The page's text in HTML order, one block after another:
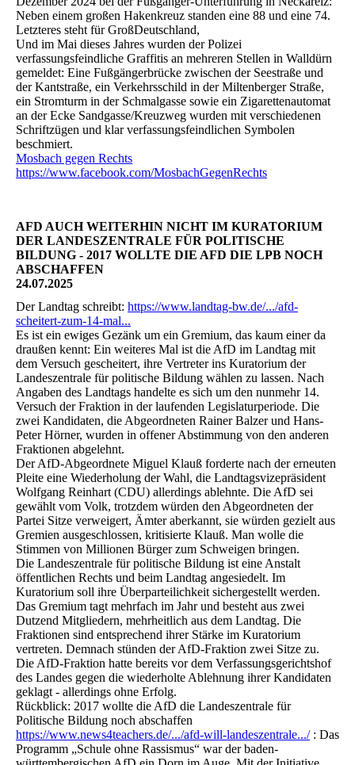
Neben einem großen Hakenkreuz standen eine 88 und eine 74.
Letzteres steht für GroßDeutschland,
Und im Mai dieses Jahres wurden der Polizei
verfassungsfeindliche Graffitis an mehreren Stellen in Walldürn
gemeldet: Eine Fußgängerbrücke zwischen der Seestraße und
der Kantstraße, ein Verkehrsschild in der Miltenberger Straße,
ein Stromturm in der Schmalgasse sowie ein Zigarettenautomat
an der Ecke Sandgasse/Kreuzweg wurden mit verschiedenen
Schriftzügen und klar verfassungsfeindlichen Symbolen
beschmiert.
Mosbach gegen Rechts
https://www.facebook.com/MosbachGegenRechts
AFD AUCH WEITERHIN NICHT IM KURATORIUM
DER LANDESZENTRALE FÜR POLITISCHE
BILDUNG - 2017 WOLLTE DIE AFD DIE LPB NOCH
ABSCHAFFEN
24.07.2025
Der Landtag schreibt: https://www.landtag-bw.de/.../afd-
scheitert-zum-14-mal...
Es ist ein ewiges Gezänk um ein Gremium, das kaum einer da
draußen kennt: Ein weiteres Mal ist die AfD im Landtag mit
dem Versuch gescheitert, ihre Vertreter ins Kuratorium der
Landeszentrale für politische Bildung wählen zu lassen. Nach
Angaben des Landtags handelte es sich um den nunmehr 14.
Versuch der Fraktion in der laufenden Legislaturperiode. Die
zwei Kandidaten, die Abgeordneten Rainer Balzer und Hans-
Peter Hörner, wurden in offener Abstimmung von den anderen
Fraktionen abgelehnt.
Der AfD-Abgeordnete Miguel Klauß forderte nach der erneuten
Pleite eine Wiederholung der Wahl, die Landtagsvizepräsident
Wolfgang Reinhart (CDU) allerdings ablehnte. Die AfD sei
gewählt vom Volk, trotzdem würden den Abgeordneten der
Partei Sitze verweigert, Ämter aberkannt, sie würden gezielt aus
Gremien ausgeschlossen, kritisierte Klauß. Man wolle die
Stimmen von Millionen Bürger zum Schweigen bringen.
Die Landeszentrale für politische Bildung ist eine Anstalt
öffentlichen Rechts und beim Landtag angesiedelt. Im
Kuratorium soll ihre Überparteilichkeit sichergestellt werden.
Das Gremium tagt mehrfach im Jahr und besteht aus zwei
Dutzend Mitgliedern, mehrheitlich aus dem Landtag. Die
Fraktionen sind entsprechend ihrer Stärke im Kuratorium
vertreten. Demnach stünden der AfD-Fraktion zwei Sitze zu.
Die AfD-Fraktion hatte bereits vor dem Verfassungsgerichtshof
des Landes gegen die wiederholte Ablehnung ihrer Kandidaten
geklagt - allerdings ohne Erfolg.
Rückblick: 2017 wollte die AfD die Landeszentrale für
Politische Bildung noch abschaffen
https://www.news4teachers.de/.../afd-will-landeszentrale.../: Das
Programm „Schule ohne Rassismus“ war der baden-